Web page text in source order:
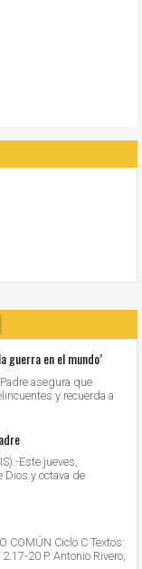
guerra en el mundo’
asegura que
y recuerda a
Este jueves,
Dios y octava de
COMÚN Ciclo C Textos:
20 P. Antonio Rivero,